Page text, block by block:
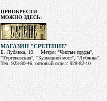
ПРИОБРЕСТИ
МОЖНО ЗДЕСЬ:
МАГАЗИН "СРЕТЕНИЕ"
Б. Лубянка, 19. Метро: "Чистые пруды",
"Тургеневская", "Кузнецкий мост", "Лубянка".
Тел. 923-80-46, оптовый отдел: 928-82-10